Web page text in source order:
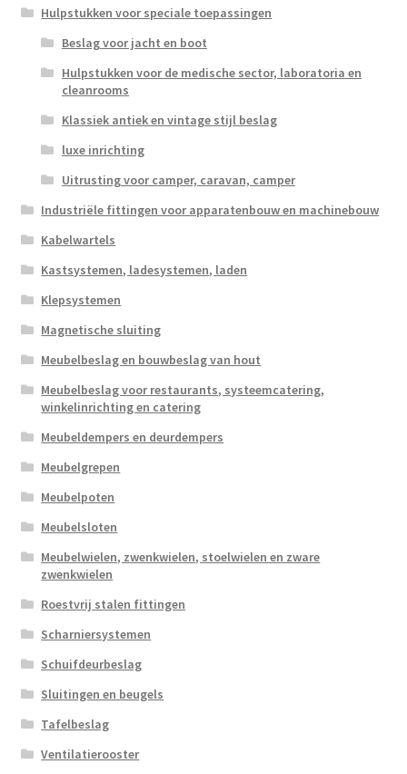
Hulpstukken voor speciale toepassingen
Beslag voor jacht en boot
Hulpstukken voor de medische sector, laboratoria en
cleanrooms
Klassiek antiek en vintage stijl beslag
luxe inrichting
Uitrusting voor camper, caravan, camper
Industriële fittingen voor apparatenbouw en machinebouw
Kabelwartels
Kastsystemen, ladesystemen, laden
Klepsystemen
Magnetische sluiting
Meubelbeslag en bouwbeslag van hout
Meubelbeslag voor restaurants, systeemcatering,
winkelinrichting en catering
Meubeldempers en deurdempers
Meubelgrepen
Meubelpoten
Meubelsloten
Meubelwielen, zwenkwielen, stoelwielen en zware
zwenkwielen
Roestvrij stalen fittingen
Scharniersystemen
Schuifdeurbeslag
Sluitingen en beugels
Tafelbeslag
Ventilatierooster